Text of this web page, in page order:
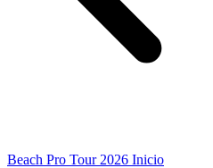
Beach Pro Tour 2026 Inicio